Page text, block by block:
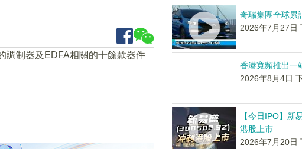
調制器及EDFA相關的十餘款器件
奇瑞集團全球累
2026年7月27日
香港寬頻推出一
2026年8月4日
【今日IPO】新
港股上市
2026年7月20日